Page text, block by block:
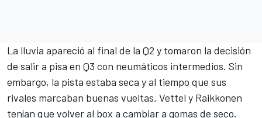
La lluvia apareció al final de la Q2 y tomaron la decisión
de salir a pisa en Q3 con neumáticos intermedios. Sin
embargo, la pista estaba seca y al tiempo que sus
rivales marcaban buenas vueltas, Vettel y Raikkonen
tenían que volver al box a cambiar a gomas de seco.